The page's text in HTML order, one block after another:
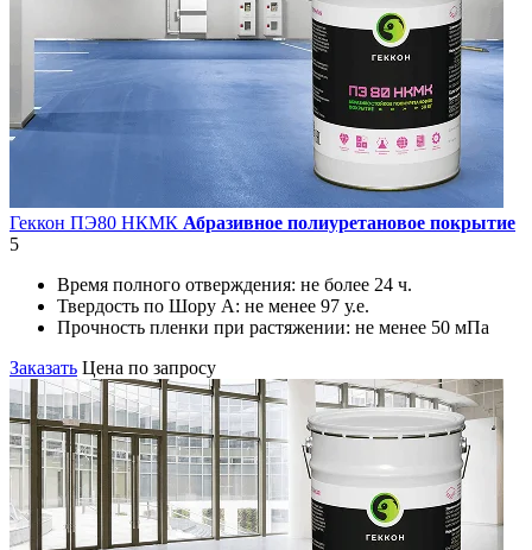
Геккон ПЭ80 НКМК Абразивное полиуретановое покрытие
5
Время полного отверждения: не более 24 ч.
Твердость по Шору А: не менее 97 у.е.
Прочность пленки при растяжении: не менее 50 мПа
Заказать Цена по запросу